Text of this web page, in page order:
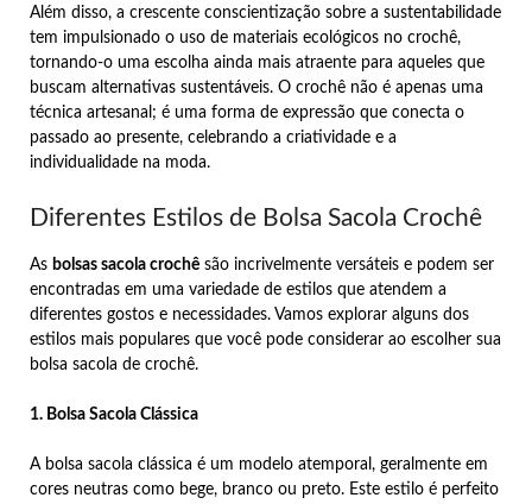
Além disso, a crescente conscientização sobre a sustentabilidade
tem impulsionado o uso de materiais ecológicos no crochê,
tornando-o uma escolha ainda mais atraente para aqueles que
buscam alternativas sustentáveis. O crochê não é apenas uma
técnica artesanal; é uma forma de expressão que conecta o
passado ao presente, celebrando a criatividade e a
individualidade na moda.
Diferentes Estilos de Bolsa Sacola Crochê
As bolsas sacola crochê são incrivelmente versáteis e podem ser
encontradas em uma variedade de estilos que atendem a
diferentes gostos e necessidades. Vamos explorar alguns dos
estilos mais populares que você pode considerar ao escolher sua
bolsa sacola de crochê.
1. Bolsa Sacola Clássica
A bolsa sacola clássica é um modelo atemporal, geralmente em
cores neutras como bege, branco ou preto. Este estilo é perfeito